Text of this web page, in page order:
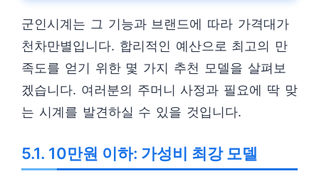
군인시계는 그 기능과 브랜드에 따라 가격대가
천차만별입니다. 합리적인 예산으로 최고의 만
족도를 얻기 위한 몇 가지 추천 모델을 살펴보
겠습니다. 여러분의 주머니 사정과 필요에 딱 맞
는 시계를 발견하실 수 있을 것입니다.
5.1. 10만원 이하: 가성비 최강 모델